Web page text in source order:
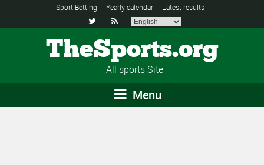
Sport Betting Yearly calendar Latest results
 
TheSports.org
All sports Site
Menu